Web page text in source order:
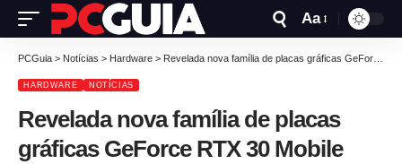
Aa
PCGuia > Notícias > Hardware > Revelada nova família de placas gráficas GeForce RTX 30 Mobile
HARDWARE NOTÍCIAS
Revelada nova família de placas
gráficas GeForce RTX 30 Mobile